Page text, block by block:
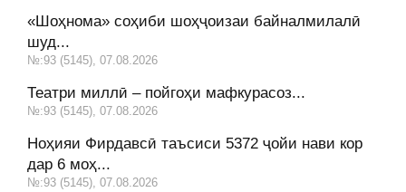
«Шоҳнома» соҳиби шоҳҷоизаи байналмилалӣ
шуд...
№:93 (5145), 07.08.2026
Театри миллӣ – пойгоҳи мафкурасоз...
№:93 (5145), 07.08.2026
Ноҳияи Фирдавсӣ таъсиси 5372 ҷойи нави кор
дар 6 моҳ...
№:93 (5145), 07.08.2026